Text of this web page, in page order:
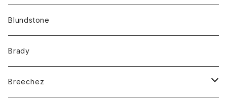
カーディガン
コート
アクセサリー
バッグ
ベルト
キッズ
Tシャツ
グッズ
サングラス
Blundstone
Brady
Breechez